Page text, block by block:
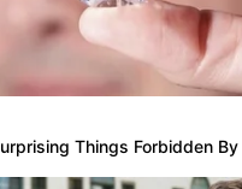
Things Forbidden